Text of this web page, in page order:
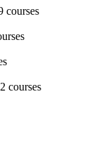
courses
courses